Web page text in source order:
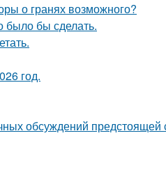
о гранях возможного?
было бы сделать.
год.
обсуждений предстоящей